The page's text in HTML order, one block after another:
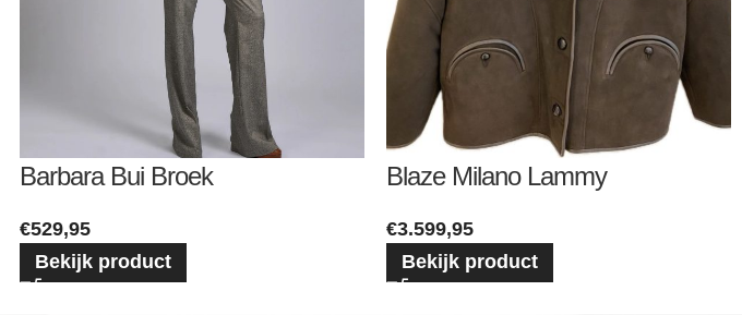
Barbara Bui Broek
€529,95
Bekijk product
Blaze Milano Lammy
€3.599,95
Bekijk product